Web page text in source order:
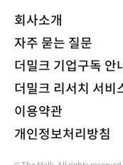
영란은행(BOE) 역시 통화
약세로 전환했고 달러는 강
의 약한 고용 데이터 이후 소
데이터가 예상보다 강력한
유가는 중국의 긍정적인 수
하락세를 뒤로하고 상승 전
회사소개
자주 묻는 질문
더밀크 기업구독 안
더밀크 리서치 서비
이용약관
개인정보처리방침